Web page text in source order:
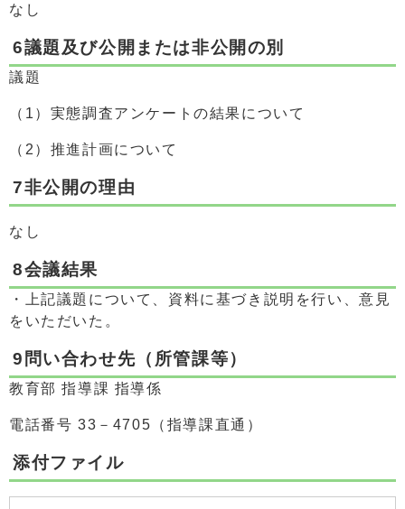
なし
6議題及び公開または非公開の別
議題
（1）実態調査アンケートの結果について
（2）推進計画について
7非公開の理由
なし
8会議結果
・上記議題について、資料に基づき説明を行い、意見
をいただいた。
9問い合わせ先（所管課等）
教育部 指導課 指導係
電話番号 33－4705（指導課直通）
添付ファイル